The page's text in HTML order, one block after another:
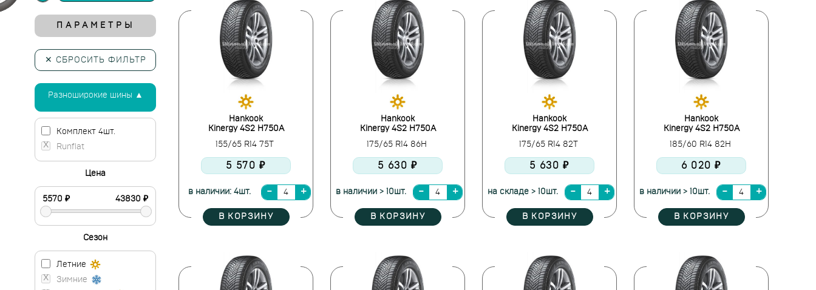
Hankook
Kinergy 4S2 H750A
155/65 R14 75T
5 570 ₽
в наличии: 4шт.
В КОРЗИНУ
Hankook
Kinergy 4S2 H750A
175/65 R14 86H
5 630 ₽
в наличии > 10шт.
В КОРЗИНУ
Hankook
Kinergy 4S2 H750A
175/65 R14 82T
5 630 ₽
на складе > 10шт.
В КОРЗИНУ
Hankook
Kinergy 4S2 H750A
185/60 R14 82H
6 020 ₽
в наличии > 10шт.
В КОРЗИНУ
ПАРАМЕТРЫ
✕ СБРОСИТЬ ФИЛЬТР
Разноширокие шины ▲
Комплект 4шт.
Runflat
Цена
Сезон
Летние
Зимние